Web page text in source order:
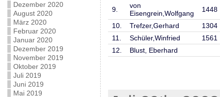
Dezember 2020
August 2020
März 2020
Februar 2020
Januar 2020
Dezember 2019
November 2019
Oktober 2019
Juli 2019
Juni 2019
Mai 2019
9.
von
Eisengrein,Wolfgang
1448
10. Trefzer,Gerhard
1304
11.
Schüler,Winfried
1561
12.
Blust, Eberhard